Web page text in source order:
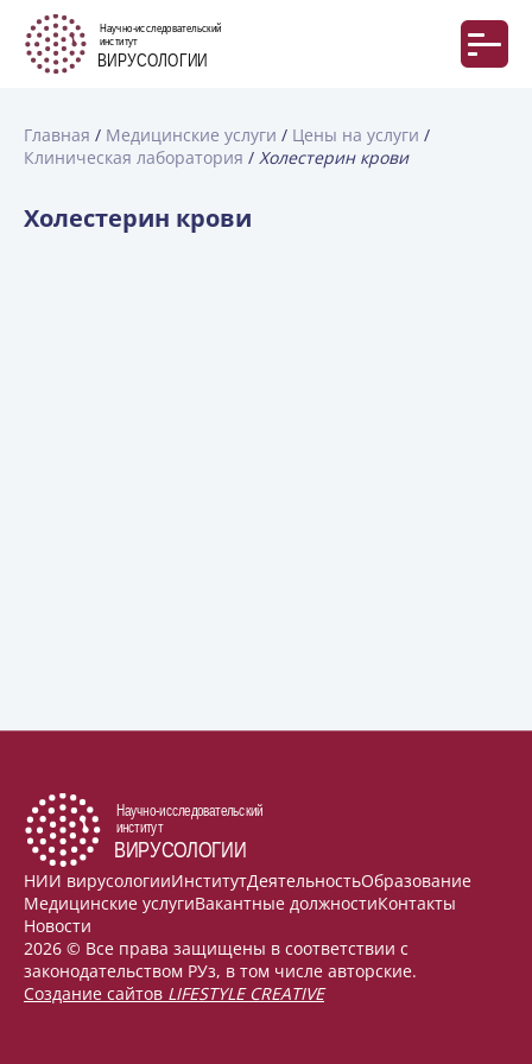
Главная Медицинские услуги
Цены на услуги
Клиническая лаборатория
Холестерин крови
Холестерин крови
НИИ вирусологииИнститутДеятельностьОбразование
Медицинские услугиВакантные должностиКонтакты
Новости
2026 © Все права защищены в соответствии с
законодательством РУз, в том числе авторские.
Создание сайтов LIFESTYLE CREATIVE